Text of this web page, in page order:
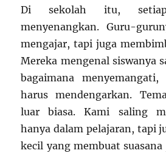
Di sekolah itu,
menyenangkan. Guru-
mengajar, tapi juga
Mereka mengenal siswanya
bagaimana
harus mendengarkan.
luar biasa. Kami saling
hanya dalam pelajaran, tapi
kecil yang membuat